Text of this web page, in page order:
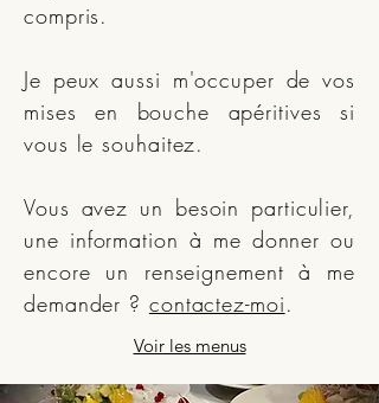
compris.
Je peux aussi m'occuper de vos
mises en bouche apéritives si
vous le souhaitez.
Vous avez un besoin particulier,
une information à me donner ou
encore un renseignement à me
demander ? contactez-moi.
Voir les menus